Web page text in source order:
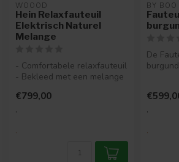
WOOOD
Hein Relaxfauteuil
Elektrisch Naturel
Melange
- Comfortabele relaxfauteuil
- Bekleed met een melange
-...
€799,00
.
.
BY BOO
De
.
.